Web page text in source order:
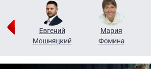
Евгений
Мошняцкий
Мария
Фомина